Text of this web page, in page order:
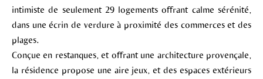
intimiste de seulement 29 logements offrant calme sérénité,
dans une écrin de verdure à proximité des commerces et des
plages.
Conçue en restanques, et offrant une architecture provençale,
la résidence propose une aire jeux, et des espaces extérieurs